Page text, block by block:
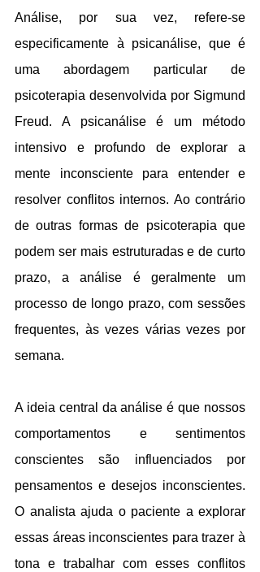
Análise, por sua vez, refere-se
especificamente à psicanálise, que é
uma abordagem particular de
psicoterapia desenvolvida por Sigmund
Freud. A psicanálise é um método
intensivo e profundo de explorar a
mente inconsciente para entender e
resolver conflitos internos. Ao contrário
de outras formas de psicoterapia que
podem ser mais estruturadas e de curto
prazo, a análise é geralmente um
processo de longo prazo, com sessões
frequentes, às vezes várias vezes por
semana.
A ideia central da análise é que nossos
comportamentos e sentimentos
conscientes são influenciados por
pensamentos e desejos inconscientes.
O analista ajuda o paciente a explorar
essas áreas inconscientes para trazer à
tona e trabalhar com esses conflitos